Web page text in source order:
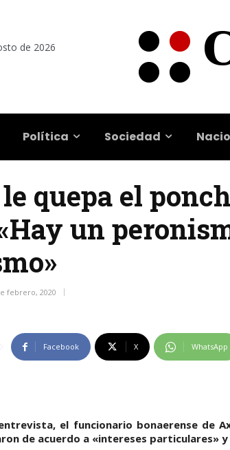
de 2026
Política Sociedad
quepa el
un
febrero, 2020
Facebook X WhatsApp
el funcionario bonaerense de
de acuerdo a «intereses particulares»